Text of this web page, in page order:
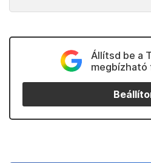
Állítsd be a
megbízható